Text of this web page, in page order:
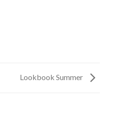
Lookbook Summer